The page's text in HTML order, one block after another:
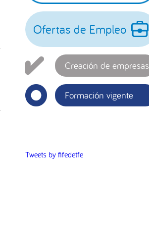
principal
Ofertas de Empleo
Creación de empresas
Formación vigente
Tweets by fifedetfe